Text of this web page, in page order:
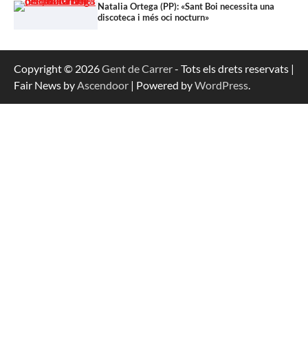
Natalia Ortega (PP): «Sant Boi necessita una
discoteca i més oci nocturn»
Copyright © 2026Gent de Carrer- Tots els drets reservats |
Fair News byAscendoor | Powered byWordPress.